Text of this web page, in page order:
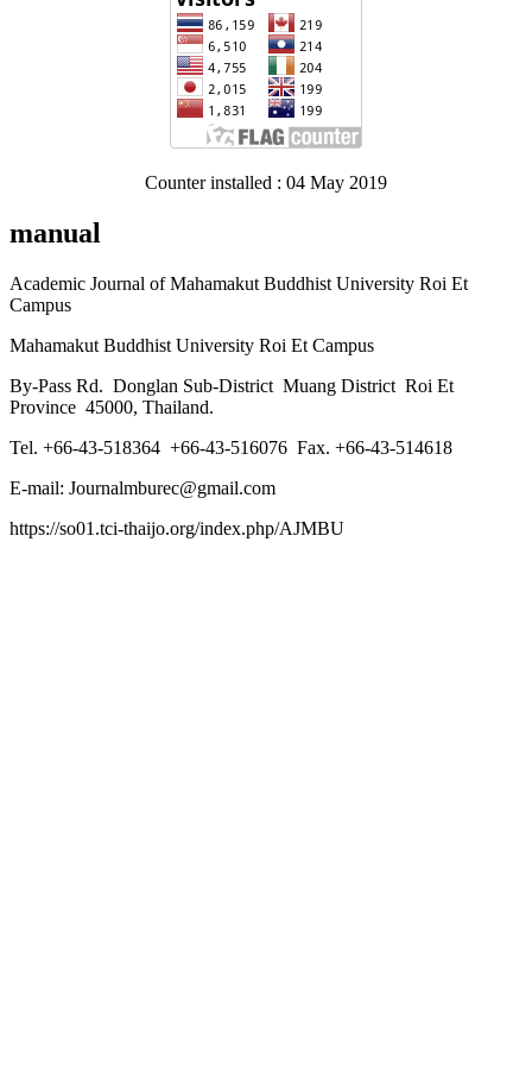
Counter installed : 04 May 2019
manual
Academic Journal of Mahamakut Buddhist University Roi Et
Campus
Mahamakut Buddhist University Roi Et Campus
By-Pass Rd. Donglan Sub-District Muang District Roi Et
Province 45000, Thailand.
Tel. +66-43-518364 +66-43-516076 Fax. +66-43-514618
E-mail: Journalmburec@gmail.com
https://so01.tci-thaijo.org/index.php/AJMBU